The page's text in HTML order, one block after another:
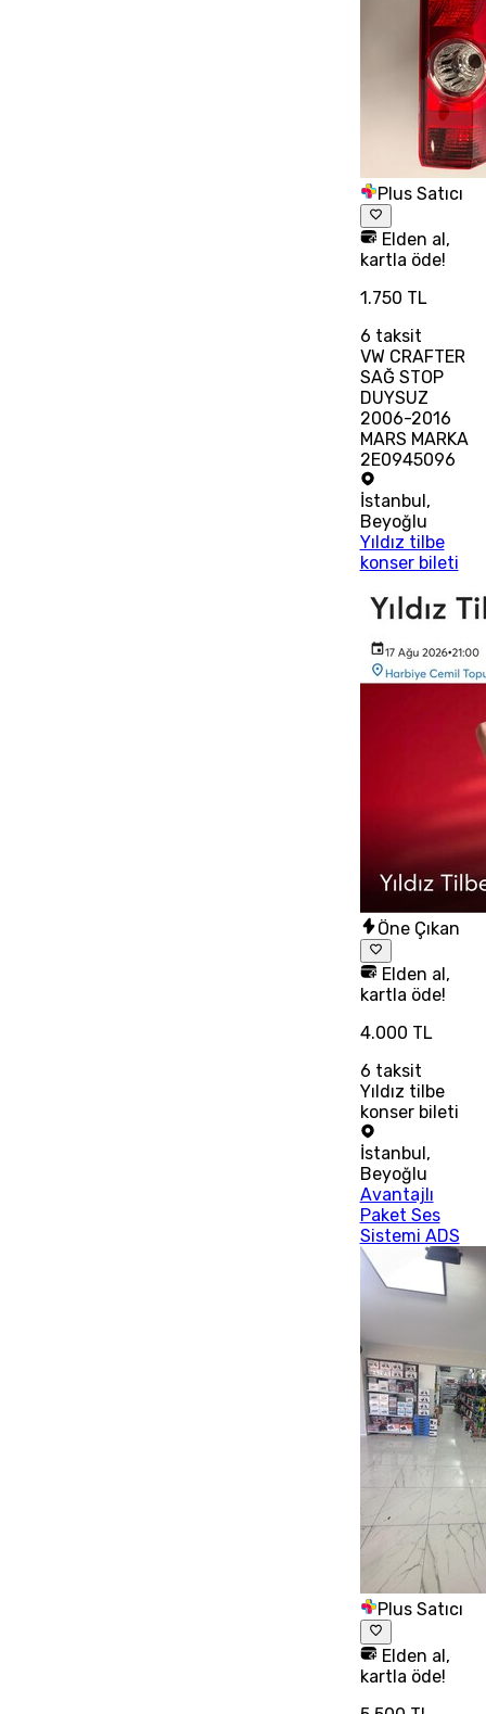
Plus Satıcı
Elden al,
kartla öde!
1.750 TL
6 taksit
VW CRAFTER
SAĞ STOP
DUYSUZ
2006-2016
MARS MARKA
2E0945096
İstanbul,
Beyoğlu
Yıldız tilbe
konser bileti
Öne Çıkan
Elden al,
kartla öde!
4.000 TL
6 taksit
Yıldız tilbe
konser bileti
İstanbul ,
Beyoğlu
Avantajlı
Paket Ses
Sistemi ADS
Plus Satıcı
Elden al,
kartla öde!